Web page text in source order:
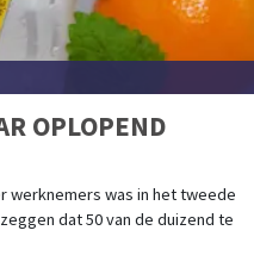
OPLOPEND
werknemers was in het tweede
dat 50 van de duizend te